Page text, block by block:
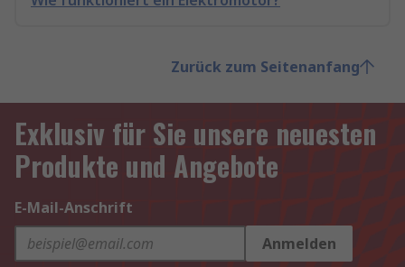
Zurück zum Seitenanfang
Exklusiv für Sie unsere neuesten
Produkte und Angebote
E-Mail-Anschrift
Anmelden